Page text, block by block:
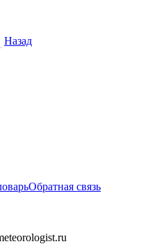
Назад
Обратная связь